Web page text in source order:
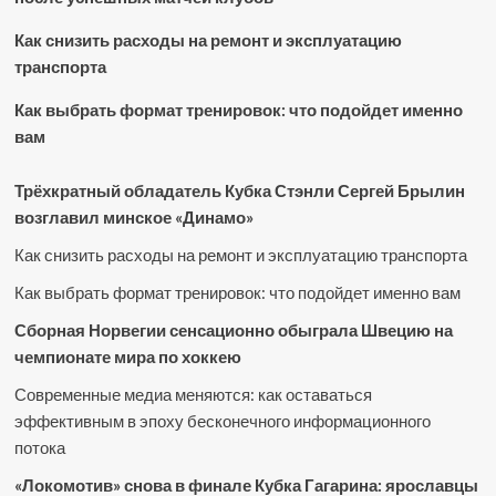
Как снизить расходы на ремонт и эксплуатацию
транспорта
Как выбрать формат тренировок: что подойдет именно
вам
Трёхкратный обладатель Кубка Стэнли Сергей Брылин
возглавил минское «Динамо»
Как снизить расходы на ремонт и эксплуатацию транспорта
Как выбрать формат тренировок: что подойдет именно вам
Сборная Норвегии сенсационно обыграла Швецию на
чемпионате мира по хоккею
Современные медиа меняются: как оставаться
эффективным в эпоху бесконечного информационного
потока
«Локомотив» снова в финале Кубка Гагарина: ярославцы